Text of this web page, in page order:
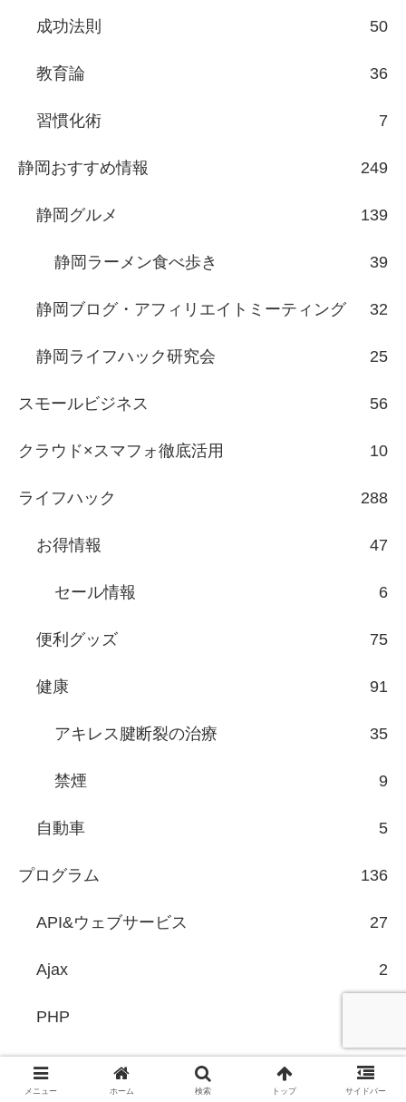
成功法則 50
教育論 36
習慣化術 7
静岡おすすめ情報 249
静岡グルメ 139
静岡ラーメン食べ歩き 39
静岡ブログ・アフィリエイトミーティング 32
静岡ライフハック研究会 25
スモールビジネス 56
クラウド×スマフォ徹底活用 10
ライフハック 288
お得情報 47
セール情報 6
便利グッズ 75
健康 91
アキレス腱断裂の治療 35
禁煙 9
自動車 5
プログラム 136
API&ウェブサービス 27
Ajax 2
PHP
CakePHP
メニュー ホーム 検索 トップ サイドバー